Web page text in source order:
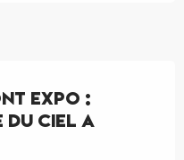
Expo :
du ciel a